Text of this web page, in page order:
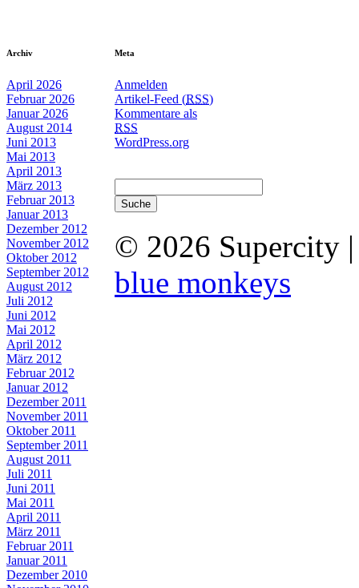
Archiv
April 2026
Februar 2026
Januar 2026
August 2014
Juni 2013
Mai 2013
April 2013
März 2013
Februar 2013
Januar 2013
Dezember 2012
November 2012
Oktober 2012
September 2012
August 2012
Juli 2012
Juni 2012
Mai 2012
April 2012
März 2012
Februar 2012
Januar 2012
Dezember 2011
November 2011
Oktober 2011
September 2011
August 2011
Juli 2011
Juni 2011
Mai 2011
April 2011
März 2011
Februar 2011
Januar 2011
Dezember 2010
Meta
Anmelden
Artikel-Feed (RSS)
Kommentare als
RSS
WordPress.org
© 2026 Supercity
blue monkeys